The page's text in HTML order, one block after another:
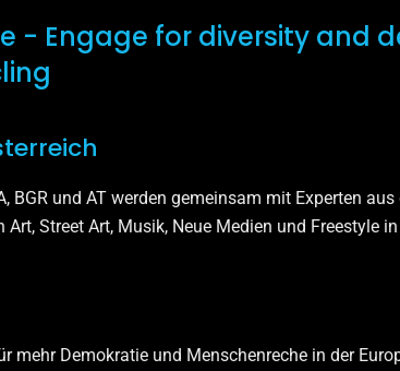
- Engage for diversity and
BGR und AT werden gemeinsam mit Experten
Street Art, Musik, Neue Medien und Freestyle
mehr Demokratie und Menschenreche in der